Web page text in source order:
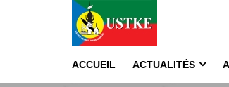
ACCUEIL ACTUALITÉS